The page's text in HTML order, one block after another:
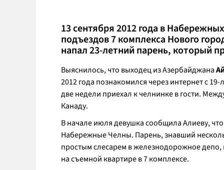
13 сентября 2012 года в
подъездов 7 комплекса Нового
напал 23-летний парень, который
Выяснилось, что выходец из Азербайджана
2012 года познакомился через интернет c
две недели приехал к челнинке в гости.
Канаду.
В начале июля девушка сообщила Алиеву,
Набережные Челны. Парень, знавший
простым слесарем в железнодорожное
на съемной квартире в 7 комплексе.